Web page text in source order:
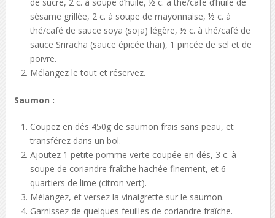
sésame grillée, 2 c. à soupe de mayonnaise, ½ c. à
thé/café de sauce soya (soja) légère, ½ c. à thé/café de
sauce Sriracha (sauce épicée thaï), 1 pincée de sel et de
poivre.
Mélangez le tout et réservez.
Saumon :
Coupez en dés 450g de saumon frais sans peau, et
transférez dans un bol.
Ajoutez 1 petite pomme verte coupée en dés, 3 c. à
soupe de coriandre fraîche hachée finement, et 6
quartiers de lime (citron vert).
Mélangez, et versez la vinaigrette sur le saumon.
Garnissez de quelques feuilles de coriandre fraîche.